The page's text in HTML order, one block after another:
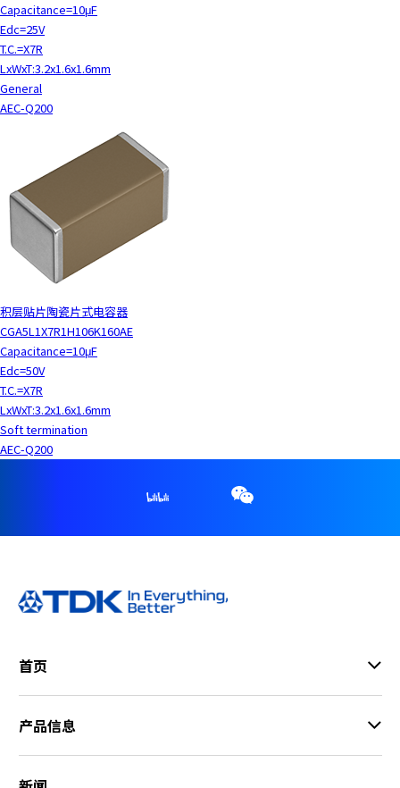
Capacitance=10μF
Edc=25V
T.C.=X7R
LxWxT:3.2x1.6x1.6mm
General
AEC-Q200
积层贴片陶瓷片式电容器
CGA5L1X7R1H106K160AE
Capacitance=10μF
Edc=50V
T.C.=X7R
LxWxT:3.2x1.6x1.6mm
Soft termination
AEC-Q200
首页
产品信息